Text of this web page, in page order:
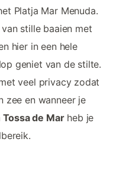
Platja Mar Menuda.
stille baaien met
hier in een hele
geniet van de stilte.
veel privacy zodat
zee en wanneer je
de Marheb je